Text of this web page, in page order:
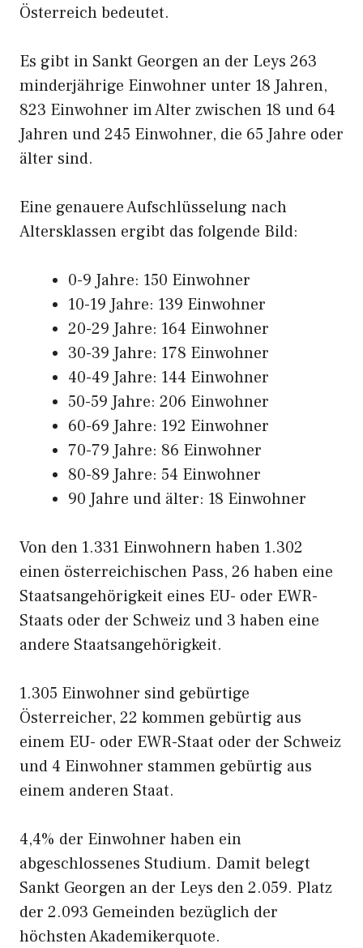
Österreich bedeutet.
Es gibt in Sankt Georgen an der Leys 263
minderjährige Einwohner unter 18 Jahren,
823 Einwohner im Alter zwischen 18 und 64
Jahren und 245 Einwohner, die 65 Jahre oder
älter sind.
Eine genauere Aufschlüsselung nach
Altersklassen ergibt das folgende Bild:
0-9 Jahre: 150 Einwohner
10-19 Jahre: 139 Einwohner
20-29 Jahre: 164 Einwohner
30-39 Jahre: 178 Einwohner
40-49 Jahre: 144 Einwohner
50-59 Jahre: 206 Einwohner
60-69 Jahre: 192 Einwohner
70-79 Jahre: 86 Einwohner
80-89 Jahre: 54 Einwohner
90 Jahre und älter: 18 Einwohner
Von den 1.331 Einwohnern haben 1.302
einen österreichischen Pass, 26 haben eine
Staatsangehörigkeit eines EU- oder EWR-
Staats oder der Schweiz und 3 haben eine
andere Staatsangehörigkeit.
1.305 Einwohner sind gebürtige
Österreicher, 22 kommen gebürtig aus
einem EU- oder EWR-Staat oder der Schweiz
und 4 Einwohner stammen gebürtig aus
einem anderen Staat.
4,4% der Einwohner haben ein
abgeschlossenes Studium. Damit belegt
Sankt Georgen an der Leys den 2.059. Platz
der 2.093 Gemeinden bezüglich der
höchsten Akademikerquote.